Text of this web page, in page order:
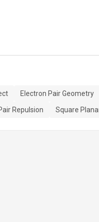
Electron Pair Geometry
Repulsion Square